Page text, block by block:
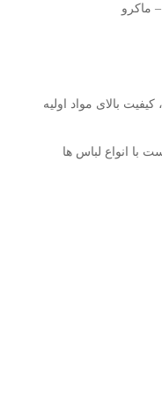
ماکرو
بالای مواد اولیه
با انواع لباس ها